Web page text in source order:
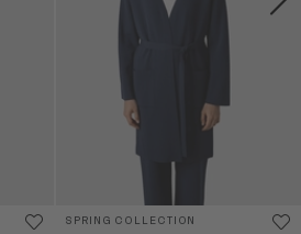
SPRING COLLECTION